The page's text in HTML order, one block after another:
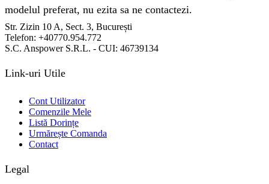
modelul preferat, nu ezita sa ne contactezi.
Str. Zizin 10 A, Sect. 3, București
Telefon: +40770.954.772
S.C. Anspower S.R.L. - CUI: 46739134
Link-uri Utile
Cont Utilizator
Comenzile Mele
Listă Dorințe
Urmărește Comanda
Contact
Legal